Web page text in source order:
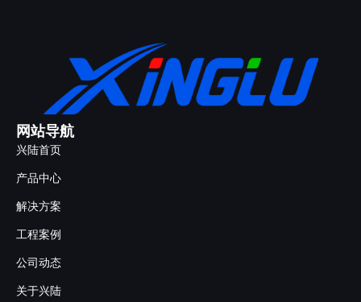
网站导航
兴陆首页
产品中心
解决方案
工程案例
公司动态
关于兴陆